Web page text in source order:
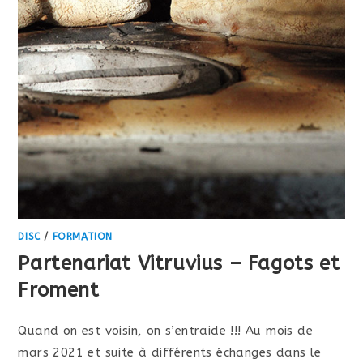
DISC/ FORMATION
Partenariat Vitruvius – Fagots et
Froment
Quand on est voisin, on s’entraide !!! Au mois de
mars 2021 et suite à différents échanges dans le